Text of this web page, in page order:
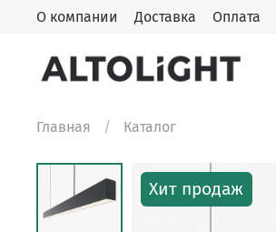
О компании Доставка Оплата
Главная Каталог
Хит продаж